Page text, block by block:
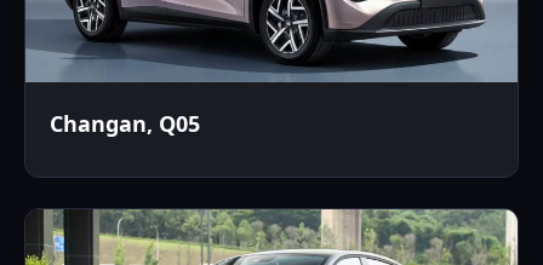
Changan, Q05